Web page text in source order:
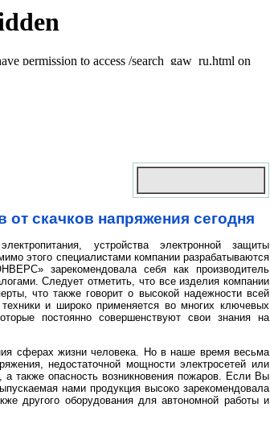
скачков напряжения сегодня
устройства электронной защиты
этого специалистами компании разрабатываются
зарекомендовала себя как производитель
Следует отметить, что все изделия компании
что также говорит о высокой надежности всей
и широко применяется во многих ключевых
постоянно совершенствуют свои знания на
сферах жизни человека. Но в наше время весьма
недостаточной мощности электросетей или
а также опасность возникновения пожаров. Если Вы
нами продукция высоко зарекомендовала
другого оборудования для автономной работы и